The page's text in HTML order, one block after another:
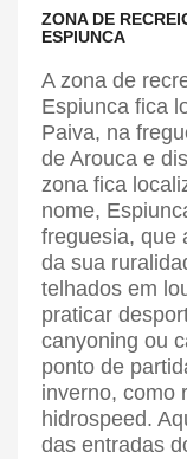
ZONA DE
ESPIUNCA
A zona de
Espiunca fica
Paiva, na
de Arouca e
zona fica
nome,
freguesia, que
da sua
telhados em
praticar
canyoning ou
ponto de
inverno, como
hidrospeed.
das entradas